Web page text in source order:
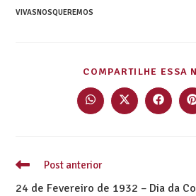
VIVASNOSQUEREMOS
COMPARTILHE ESSA
Post anterior
24 de Fevereiro de 1932 – Dia da